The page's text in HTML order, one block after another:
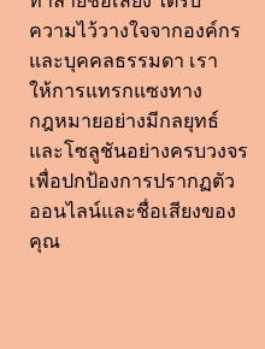
ความไว้วางใจจากองค์กร
และบุคคลธรรมดา เรา
ให้การแทรกแซงทาง
กฎหมายอย่างมีกลยุทธ์
และโซลูชันอย่างครบวงจร
เพื่อปกป้องการปรากฏตัว
ออนไลน์และชื่อเสียงของ
คุณ